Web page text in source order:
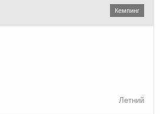
Кемпинг
Летний